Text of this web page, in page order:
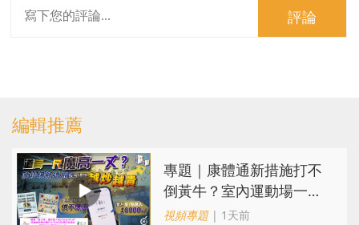
評論
編輯推薦
專題｜康體通新措施打不
倒黃牛？室內運動場一場
難求越炒越貴
視頻專題| 1天前